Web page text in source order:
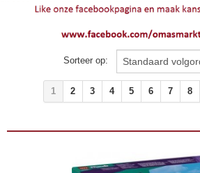
Sorteer op:
1 2 3 4 5 6 7 8